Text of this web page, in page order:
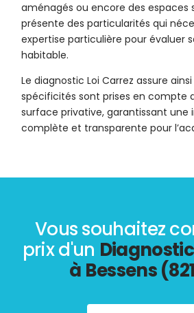
aménagés ou encore des espaces
présente des particularités qui
expertise particulière pour évaluer
habitable.
Le diagnostic Loi Carrez assure
spécificités sont prises en compte
surface privative, garantissant une
complète et transparente pour
Vous souhaitez
prix d'un
à Bessens